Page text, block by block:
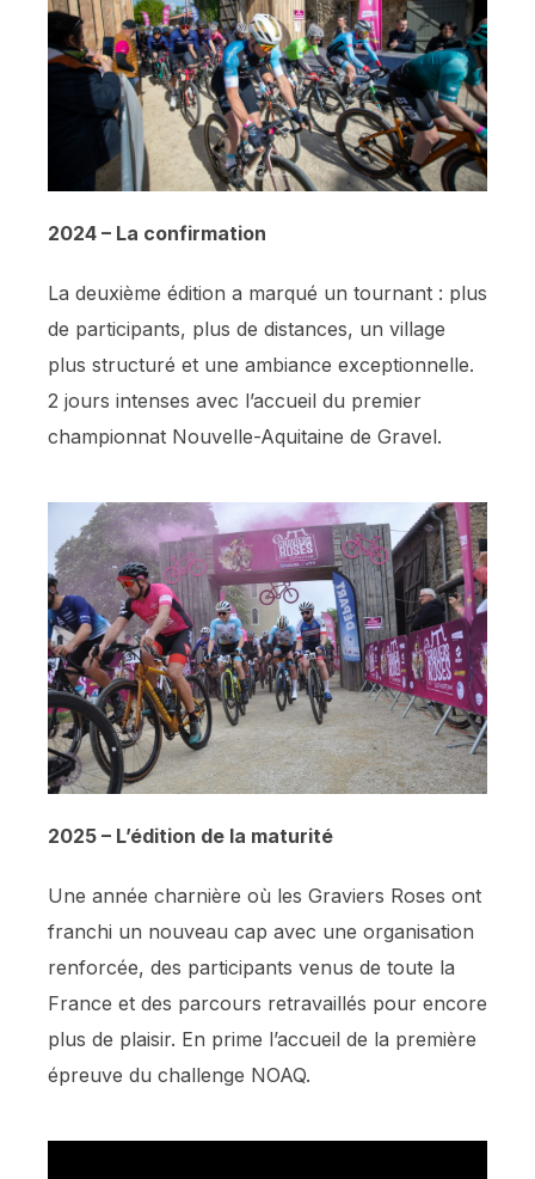
2024 – La confirmation
La deuxième édition a marqué un tournant : plus
de participants, plus de distances, un village
plus structuré et une ambiance exceptionnelle.
2 jours intenses avec l’accueil du premier
championnat Nouvelle-Aquitaine de Gravel.
2025 – L’édition de la maturité
Une année charnière où les Graviers Roses ont
franchi un nouveau cap avec une organisation
renforcée, des participants venus de toute la
France et des parcours retravaillés pour encore
plus de plaisir. En prime l’accueil de la première
épreuve du challenge NOAQ.